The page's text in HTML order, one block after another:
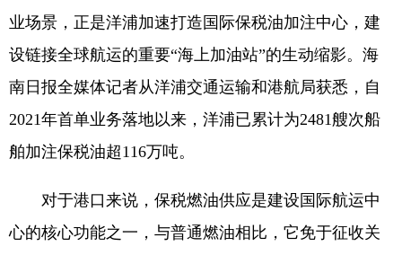
业场景，正是洋浦加速打造国际保税油加注中心，建
设链接全球航运的重要“海上加油站”的生动缩影。海
南日报全媒体记者从洋浦交通运输和港航局获悉，自
2021年首单业务落地以来，洋浦已累计为2481艘次船
舶加注保税油超116万吨。
对于港口来说，保税燃油供应是建设国际航运中
心的核心功能之一，与普通燃油相比，它免于征收关